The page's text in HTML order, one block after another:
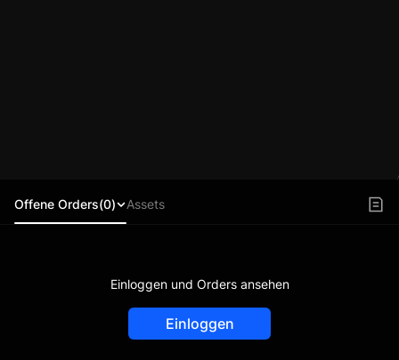
Offene Orders(0) Assets
Einloggen und Orders ansehen
Einloggen